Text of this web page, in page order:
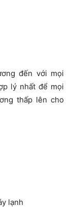
đến với mọi
lý nhất để mọi
thấp lên cho
lạnh